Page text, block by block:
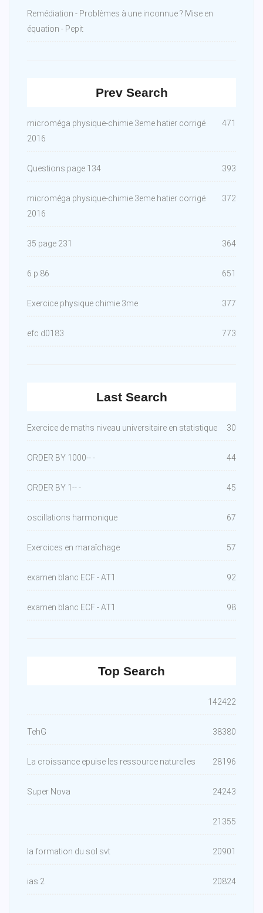
Remédiation - Problèmes à une inconnue ? Mise en
équation - Pepit
Prev Search
microméga physique-chimie 3eme hatier corrigé
2016
471
Questions page 134 393
microméga physique-chimie 3eme hatier corrigé
2016
372
35 page 231 364
6 p 86 651
Exercice physique chimie 3me 377
efc d0183 773
Last Search
Exercice de maths niveau universitaire en statistique 30
ORDER BY 1000-- - 44
ORDER BY 1-- - 45
oscillations harmonique 67
Exercices en maraîchage 57
examen blanc ECF - AT1 92
examen blanc ECF - AT1 98
Top Search
142422
TehG 38380
La croissance epuise les ressource naturelles 28196
Super Nova 24243
21355
la formation du sol svt 20901
ias 2 20824